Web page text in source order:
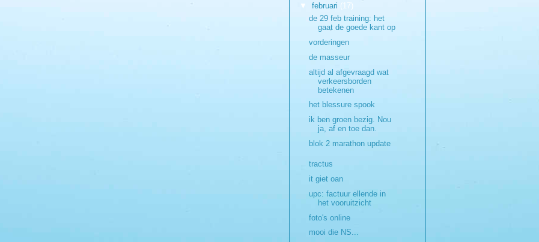
▼ februari (17)
de 29 feb training: het
gaat de goede kant op
vorderingen
de masseur
altijd al afgevraagd wat
verkeersborden
betekenen
het blessure spook
ik ben groen bezig. Nou
ja, af en toe dan.
blok 2 marathon update
tractus
it giet oan
upc: factuur ellende in
het vooruitzicht
foto's online
mooi die NS...